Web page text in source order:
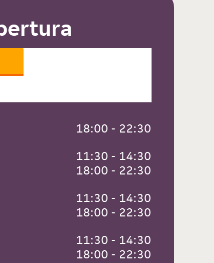
18:00 - 22:30
11:30 - 14:30
18:00 - 22:30
11:30 - 14:30
18:00 - 22:30
11:30 - 14:30
18:00 - 22:30